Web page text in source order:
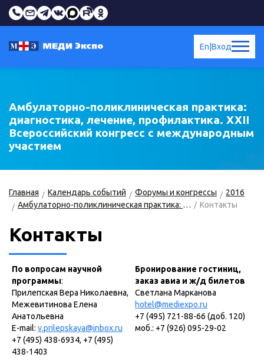
Вход
En
Амбулаторно-поликлиническая практика:
диагностика, лечение, профилактика. XXII
Всероссийский конгресс с международным
участием
Главная Календарь событий Форумы и конгрессы
2016
Амбулаторно-поликлиническая практика: диагностика, лечение, профилактика
Контакты
Контакты
По вопросам научной
программы:
Прилепская Вера Николаевна,
Межевитинова Елена
Анатольевна
E-mail: v.prilepskaya@inbox.ru
+7 (495) 438-6934, +7 (495)
438-1403
Бронирование гостиниц,
заказ авиа и ж/д билетов
Светлана Марканова
hotel@mediexpo.ru
+7 (495) 721-88-66 (доб. 120)
моб.: +7 (926) 095-29-02